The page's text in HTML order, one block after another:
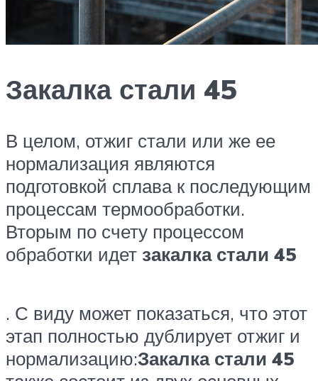
Закалка стали 45
В целом, отжиг стали или же ее
нормализация являются
подготовкой сплава к последующим
процессам термообработки.
Вторым по счету процессом
обработки идет закалка стали 45
. С виду может показаться, что этот
этап полностью дублирует отжиг и
нормализацию:Закалка стали 45